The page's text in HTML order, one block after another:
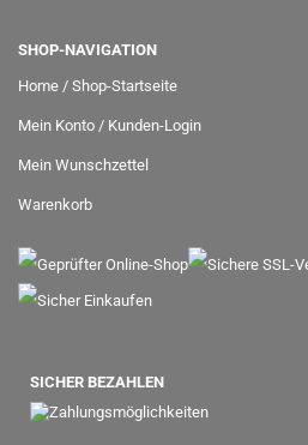
SHOP-NAVIGATION
Home / Shop-Startseite
Mein Konto / Kunden-Login
Mein Wunschzettel
Warenkorb
SICHER BEZAHLEN